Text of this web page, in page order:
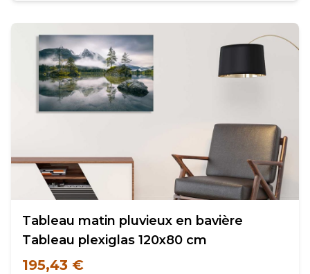
Tableau matin pluvieux en bavière
Tableau plexiglas 120x80 cm
195,43 €